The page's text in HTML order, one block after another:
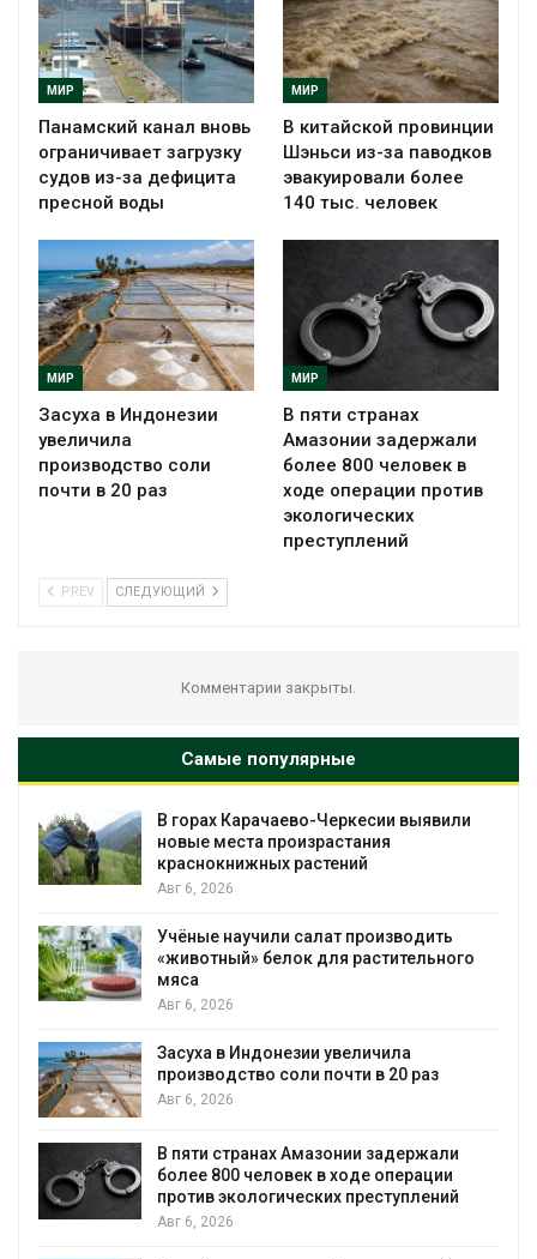
МИР
Панамский канал вновь
ограничивает загрузку
судов из-за дефицита
пресной воды
МИР
В китайской провинции
Шэньси из-за паводков
эвакуировали более
140 тыс. человек
МИР
Засуха в Индонезии
увеличила
производство соли
почти в 20 раз
МИР
В пяти странах
Амазонии задержали
более 800 человек в
ходе операции против
экологических
преступлений
PREV СЛЕДУЮЩИЙ
Комментарии закрыты.
Самые популярные
В горах Карачаево-Черкесии выявили
новые места произрастания
краснокнижных растений
Авг 6, 2026
Учёные научили салат производить
«животный» белок для растительного
мяса
Авг 6, 2026
Засуха в Индонезии увеличила
производство соли почти в 20 раз
Авг 6, 2026
В пяти странах Амазонии задержали
более 800 человек в ходе операции
против экологических преступлений
Авг 6, 2026